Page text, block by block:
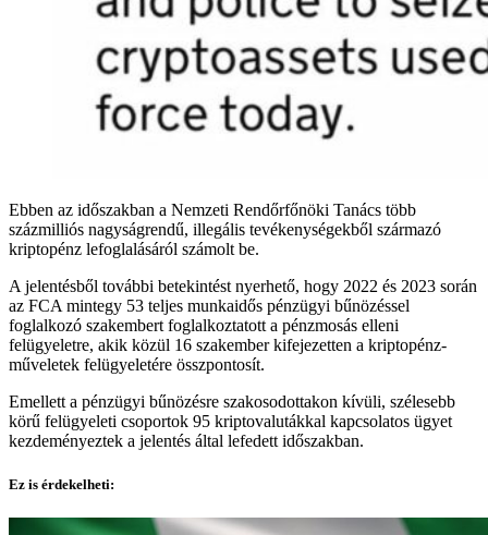
Ebben az időszakban a Nemzeti Rendőrfőnöki Tanács több
százmilliós nagyságrendű, illegális tevékenységekből származó
kriptopénz lefoglalásáról számolt be.
A jelentésből további betekintést nyerhető, hogy 2022 és 2023 során
az FCA mintegy 53 teljes munkaidős pénzügyi bűnözéssel
foglalkozó szakembert foglalkoztatott a pénzmosás elleni
felügyeletre, akik közül 16 szakember kifejezetten a kriptopénz-
műveletek felügyeletére összpontosít.
Emellett a pénzügyi bűnözésre szakosodottakon kívüli, szélesebb
körű felügyeleti csoportok 95 kriptovalutákkal kapcsolatos ügyet
kezdeményeztek a jelentés által lefedett időszakban.
Ez is érdekelheti: